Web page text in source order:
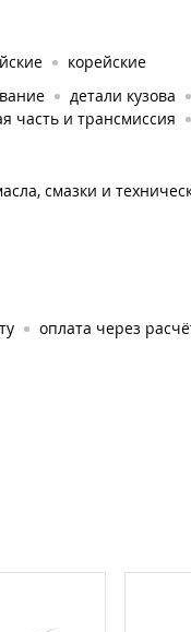
корейские
детали кузова
часть и трансмиссия
смазки и
оплата через